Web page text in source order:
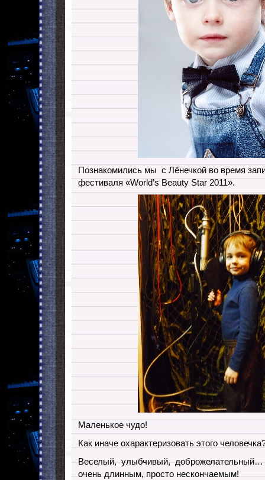
Познакомились мы с Лёнечкой во время
фестиваля «World’s Beauty Star 2011».
Маленькое чудо!
Как иначе охарактеризовать этого
Веселый, улыбчивый, доброжелательный…
очень длинным, просто нескончаемым!